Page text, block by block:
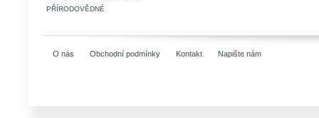
PŘÍRODOVĚDNÉ
O nás Obchodní podmínky Kontakt Napište nám